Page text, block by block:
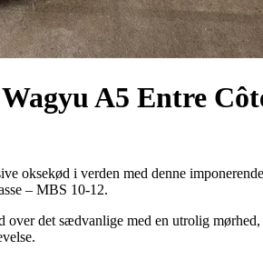
A5 Entre
oksekød i verden med denne
– MBS 10-12.
over det sædvanlige med en utrolig